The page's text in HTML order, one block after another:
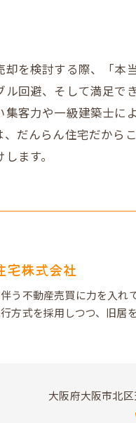
を検討する際、「
回避、そして満足
客力や一級建築士
だんらん住宅だか
ます。
宅株式会社
う不動産売買に力を入れ
方式を採用しつつ、旧
大阪府大阪市北